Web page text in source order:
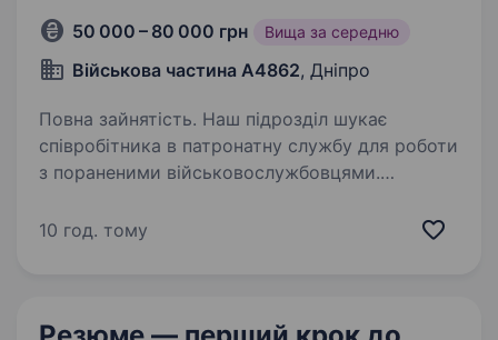
50 000 – 80 000 грн Вища за середню
Військова частина А4862, Дніпро
Повна зайнятість. Наш підрозділ шукає
співробітника в патронатну службу для роботи
з пораненими військовослужбовцями.
місія, що вимагає співчуття, стійкості
10 год. тому